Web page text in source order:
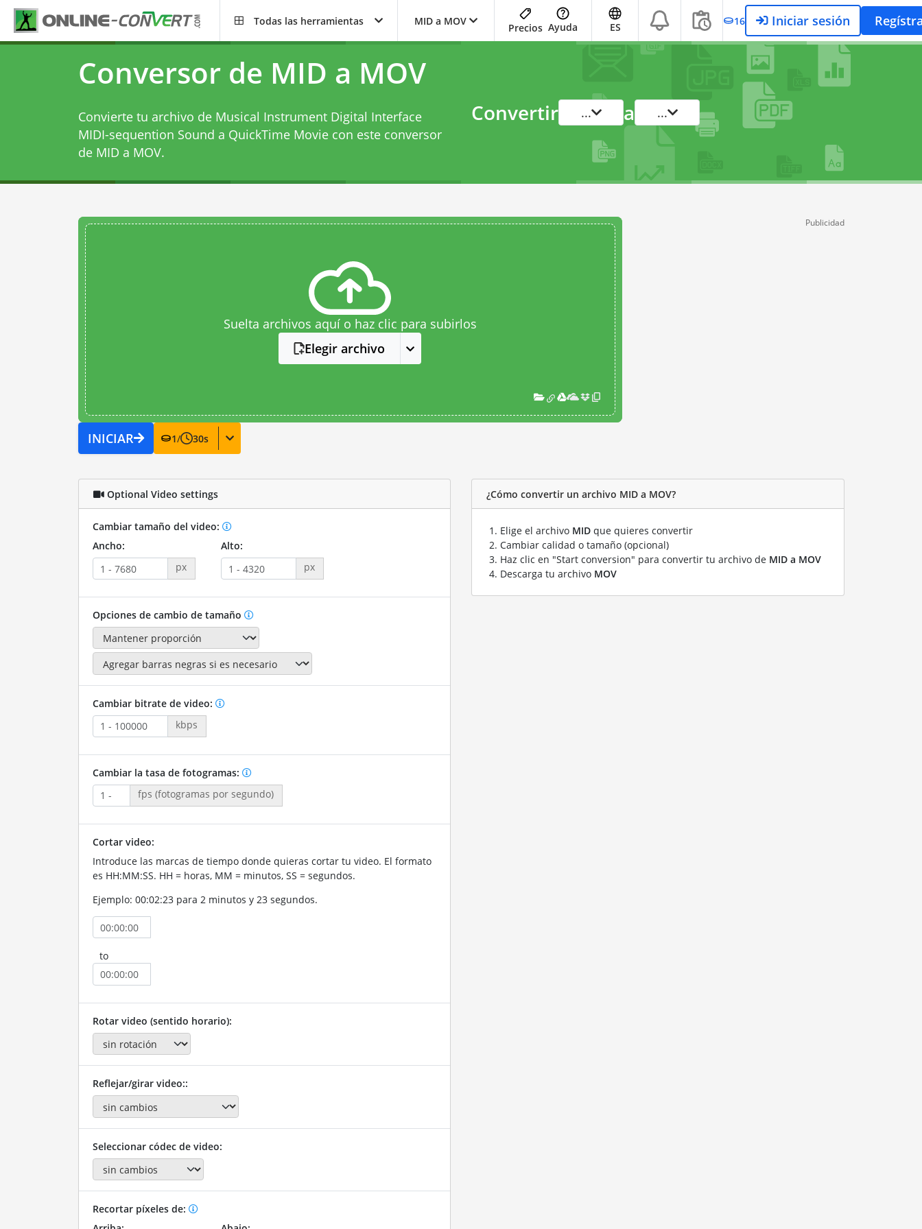
Todas las herramientas MID a MOV
Precios Ayuda ES 16 Iniciar sesión
Conversor de MID a MOV
Convierte tu archivo de Musical Instrument Digital Interface
MIDI-sequention Sound a QuickTime Movie con este conversor
de MID a MOV.
Convertir ... a ...
Suelta archivos aquí o haz clic para subirlos
Elegir archivo
INICIAR 1/ 30s
Publicidad
Optional Video settings
Cambiar tamaño del video:
Ancho:
px
Alto:
px
Opciones de cambio de tamaño
Cambiar bitrate de video:
kbps
Cambiar la tasa de fotogramas:
fps (fotogramas por segundo)
Cortar video:
Introduce las marcas de tiempo donde quieras cortar tu video. El formato
es HH:MM:SS. HH = horas, MM = minutos, SS = segundos.
Ejemplo: 00:02:23 para 2 minutos y 23 segundos.
to
Rotar video (sentido horario):
Reflejar/girar video::
Seleccionar códec de video:
Recortar píxeles de:
¿Cómo convertir un archivo MID a MOV?
Elige el archivo MID que quieres convertir
Cambiar calidad o tamaño (opcional)
Haz clic en "Start conversion" para convertir tu archivo de MID a MOV
Descarga tu archivo MOV